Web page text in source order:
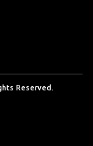
Reserved.